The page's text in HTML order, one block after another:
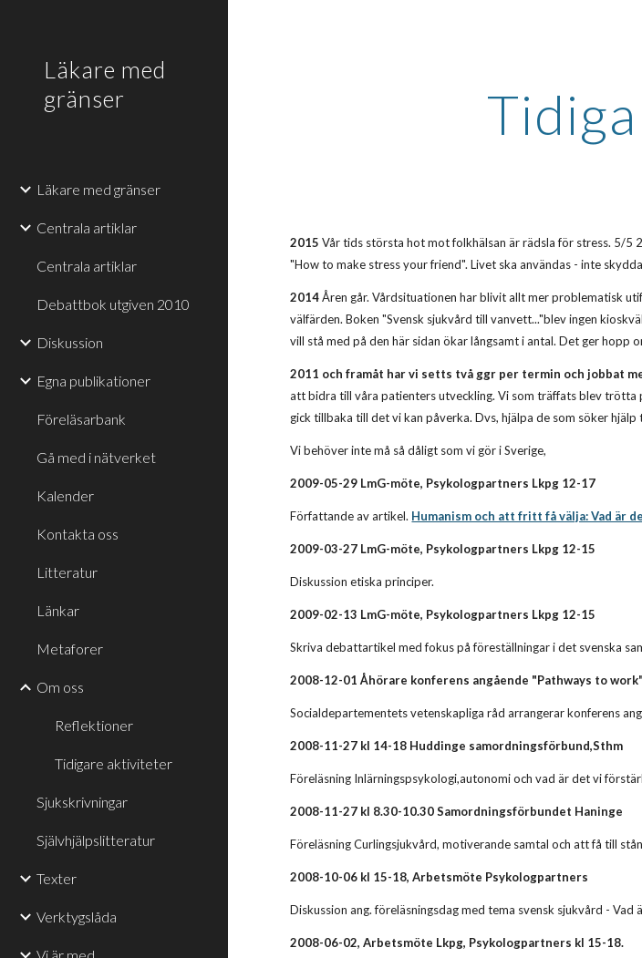
Läkare med
gränser
Läkare med gränser
Centrala artiklar
Centrala artiklar
Debattbok utgiven 2010
Diskussion
Egna publikationer
Föreläsarbank
Gå med i nätverket
Kalender
Kontakta oss
Litteratur
Länkar
Metaforer
Om oss
Reflektioner
Tidigare aktiviteter
Sjukskrivningar
Självhjälpslitteratur
Texter
Verktygslåda
2015 Vår tids största hot mot folkhälsan är rädsla för stress. 5/5
"How to make stress your friend". Livet ska användas - inte
2014Åren går. Vårdsituationen har blivit allt mer problematisk
välfärden. Boken "Svensk sjukvård till vanvett..."blev ingen
vill stå med på den här sidan ökar långsamt i antal. Det ger hopp
2011 och framåt har vi setts två ggr per termin och jobbat
att bidra till våra patienters utveckling. Vi som träffats blev
gick tillbaka till det vi kan påverka. Dvs, hjälpa de som söker
Vi behöver inte må så dåligt som vi gör i Sverige,
2009-05-29 LmG-möte, Psykologpartners Lkpg 12-17
Författande av artikel. Humanism och att fritt få välja: Vad är
2009-03-27 LmG-möte, Psykologpartners Lkpg 12-15
Diskussion etiska principer.
2009-02-13 LmG-möte, Psykologpartners Lkpg 12-15
Skriva debattartikel med fokus på föreställningar i det svenska
2008-12-01 Åhörare konferens angående "Pathways to
Socialdepartementets vetenskapliga råd arrangerar konferens
2008-11-27 kl 14-18 Huddinge samordningsförbund,Sthm
Föreläsning Inlärningspsykologi,autonomi och vad är det vi
2008-11-27 kl 8.30-10.30 Samordningsförbundet Haninge
Föreläsning Curlingsjukvård, motiverande samtal och att få till
2008-10-06 kl 15-18, Arbetsmöte Psykologpartners
Diskussion ang. föreläsningsdag med tema svensk sjukvård -
2008-06-02, Arbetsmöte Lkpg, Psykologpartners kl 15-18.